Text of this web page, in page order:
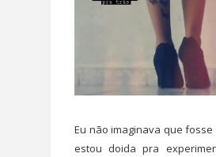
Eu não imaginava que
estou doida pra